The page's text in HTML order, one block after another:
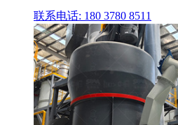
联系电话: 180 3780 8511